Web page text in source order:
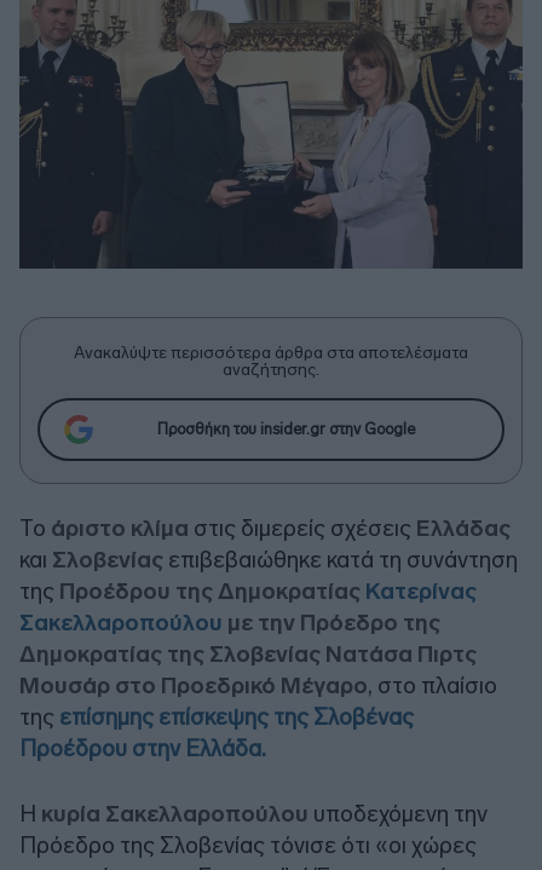
Ανακαλύψτε περισσότερα άρθρα στα αποτελέσματα
αναζήτησης.
Προσθήκη του insider.gr στην Google
Το άριστο κλίμα στις διμερείς σχέσεις Ελλάδας
και Σλοβενίας επιβεβαιώθηκε κατά τη συνάντηση
της Προέδρου της Δημοκρατίας Κατερίνας
Σακελλαροπούλου με την Πρόεδρο της
Δημοκρατίας της Σλοβενίας Νατάσα Πιρτς
Μουσάρ στο Προεδρικό Μέγαρο, στο πλαίσιο
της επίσημης επίσκεψης της Σλοβένας
Προέδρου στην Ελλάδα.
Η κυρία Σακελλαροπούλου υποδεχόμενη την
Πρόεδρο της Σλοβενίας τόνισε ότι «οι χώρες